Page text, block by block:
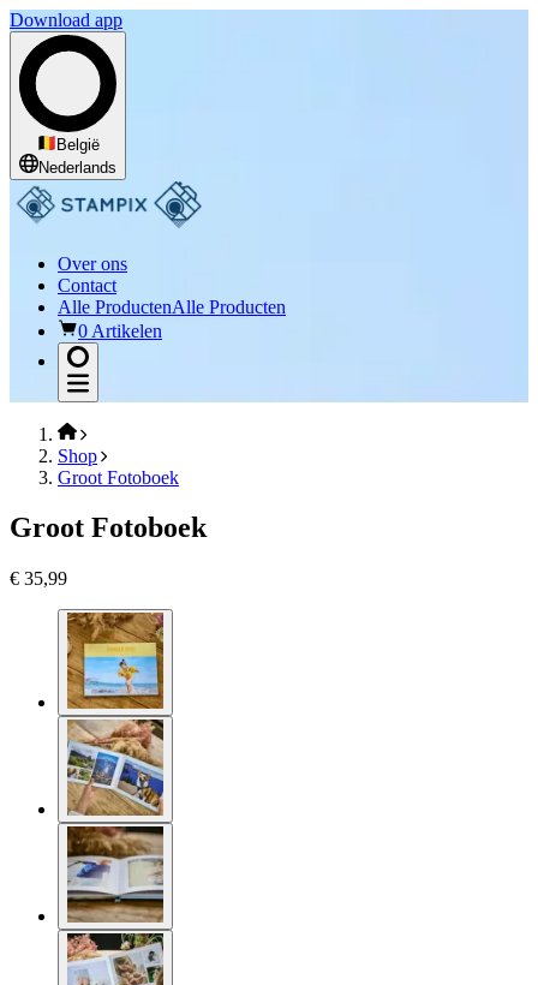
Download app
België
Nederlands
Over ons
Contact
Alle ProductenAlle Producten
0 Artikelen
Shop
Groot Fotoboek
Groot Fotoboek
€ 35,99